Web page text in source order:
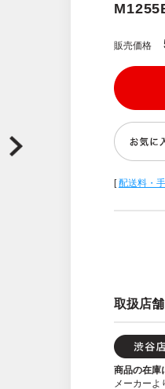
販売価格
[配送料・
取扱店舗
商品の在庫
メーカー